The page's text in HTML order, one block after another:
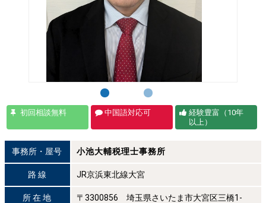
初回相談無料 中国語対応可
経験豊富（10年
以上）
事務所・屋号 小池大輔税理士事務所
路 線 JR京浜東北線大宮
所 在 地
〒3300856 埼玉県さいたま市大宮区三橋1-